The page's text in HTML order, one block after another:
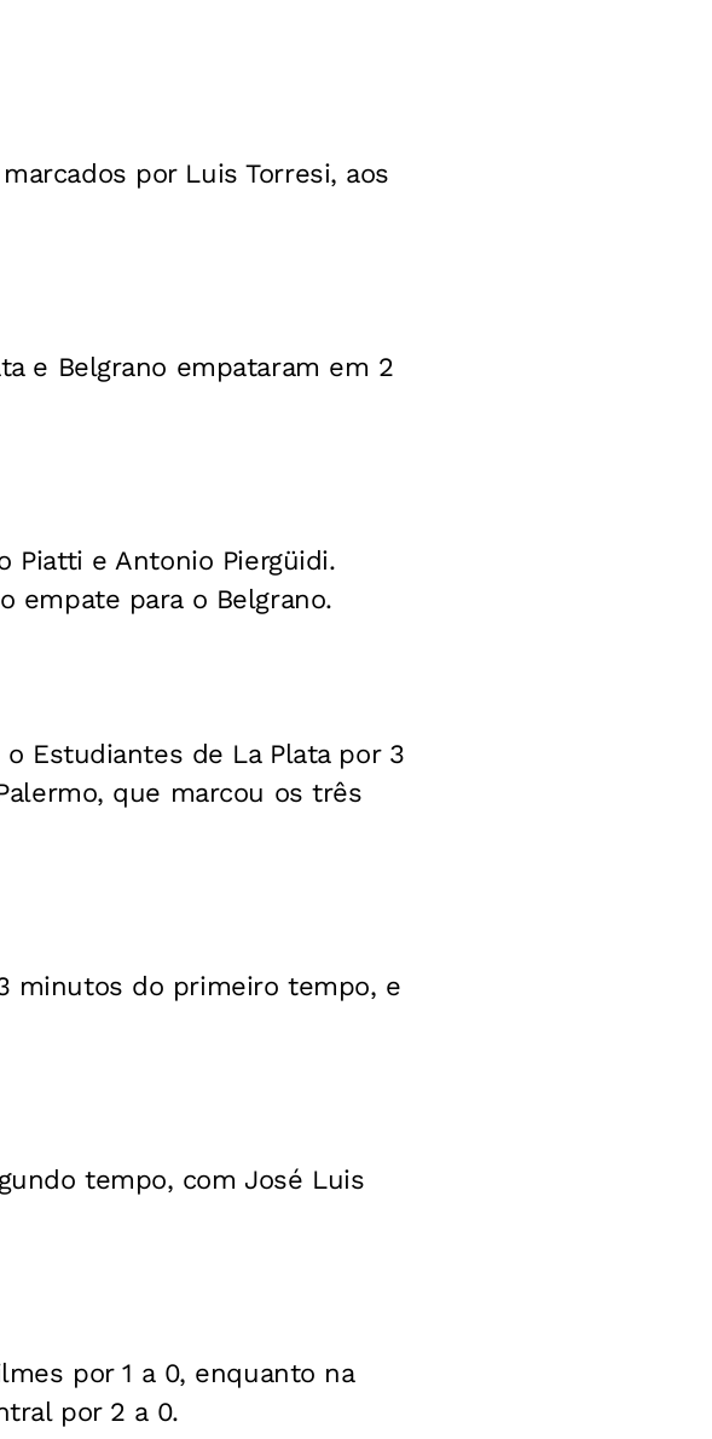
por Luis Torresi, aos
e Belgrano empataram em 2
Piatti e Antonio Piergüidi.
empate para o Belgrano.
Estudiantes de La Plata por 3
que marcou os três
minutos do primeiro tempo, e
tempo, com José Luis
por 1 a 0, enquanto na
por 2 a 0.